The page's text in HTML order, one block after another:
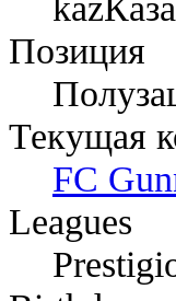
Позиция
Текущая
FC
Leagues